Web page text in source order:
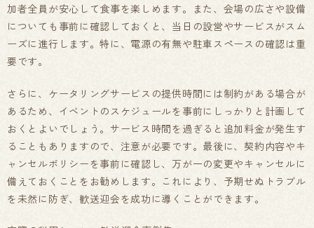
加者全員が安心して食事を楽しめます。また、会場の広さや設備
についても事前に確認しておくと、当日の設営やサービスがスム
ーズに進行します。特に、電源の有無や駐車スペースの確認は重
要です。
さらに、ケータリングサービスの提供時間には制約がある場合が
あるため、イベントのスケジュールを事前にしっかりと計画して
おくとよいでしょう。サービス時間を過ぎると追加料金が発生す
ることもありますので、注意が必要です。最後に、契約内容やキ
ャンセルポリシーを事前に確認し、万が一の変更やキャンセルに
備えておくことをお勧めします。これにより、予期せぬトラブル
を未然に防ぎ、歓送迎会を成功に導くことができます。